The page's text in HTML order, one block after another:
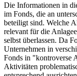
Die Informationen in
im Fonds, die an
beteiligt sind. Welche
relevant für die
selbst überlassen. Da
Unternehmen in
Fonds in "kontroverse
Aktivitäten